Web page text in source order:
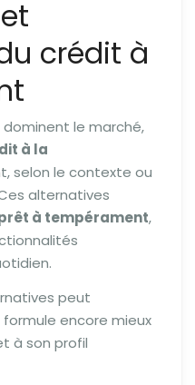
crédit à
le marché,
à la
selon le contexte ou
alternatives
à tempérament,
peut
encore mieux
à son profil